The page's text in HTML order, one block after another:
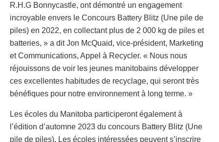
R.H.G Bonnycastle, ont démontré un engagement
incroyable envers le Concours Battery Blitz (Une pile de
piles) en 2022, en collectant plus de 2 000 kg de piles et
batteries, » a dit Jon McQuaid, vice-président, Marketing
et Communications, Appel à Recycler. « Nous nous
réjouissons de voir les jeunes manitobains développer
ces excellentes habitudes de recyclage, qui seront très
bénéfiques pour notre environnement à long terme. »
Les écoles du Manitoba participeront également à
l’édition d’automne 2023 du concours Battery Blitz (Une
pile de piles). Les écoles intéressées peuvent s’inscrire